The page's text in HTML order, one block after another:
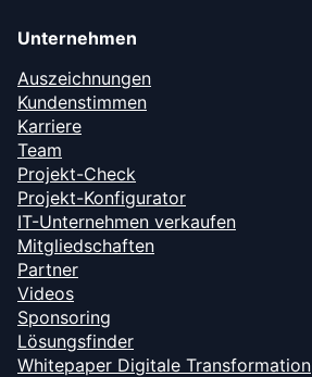
Unternehmen
Auszeichnungen
Kundenstimmen
Karriere
Team
Projekt-Check
Projekt-Konfigurator
IT-Unternehmen verkaufen
Mitgliedschaften
Partner
Videos
Sponsoring
Lösungsfinder
Whitepaper Digitale Transformation